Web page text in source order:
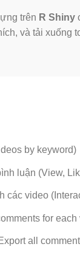
trên R Shiny
và tải xuống
by keyword)
luận (View,
các video
for each
all